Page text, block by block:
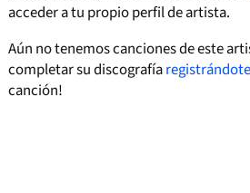
acceder a tu propio perfil de artista.
Aún no tenemos canciones de este
completar su discografía
canción!